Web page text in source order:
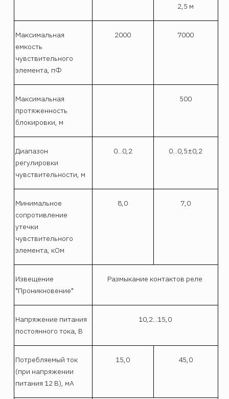
2,5 м
Максимальная
емкость
чувствительного
элемента, пФ
2000 7000
Максимальная
протяженность
блокировки, м
500
Диапазон
регулировки
чувствительности, м
0...0,2 0...0,5±0,2
Минимальное
сопротивление
утечки
чувствительного
элемента, кОм
8,0 7,0
Извещение
"Проникновение"
Размыкание контактов реле
Напряжение питания
постоянного тока, В
10,2...15,0
Потребляемый ток
(при напряжении
питания 12 В), мА
15,0 45,0